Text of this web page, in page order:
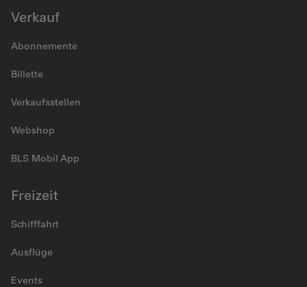
Verkauf
Abonnemente
Billette
Verkaufsstellen
Webshop
BLS Mobil App
Freizeit
Schifffahrt
Ausflüge
Events